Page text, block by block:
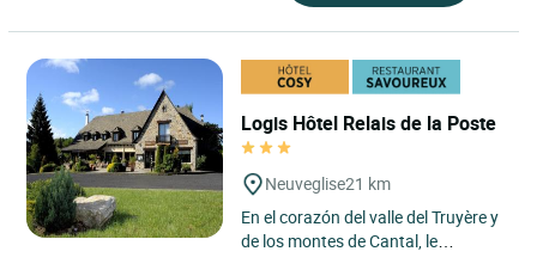
Logis Hôtel Relais de la Poste
Neuveglise21 km
En el corazón del valle del Truyère y
de los montes de Cantal, le